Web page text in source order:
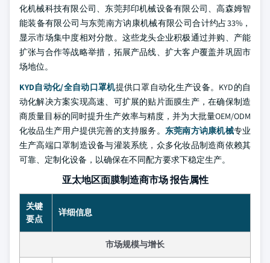
化机械科技有限公司、东莞邦印机械设备有限公司、高森姆智
能装备有限公司与东莞南方讷康机械有限公司合计约占33%，
显示市场集中度相对分散。这些龙头企业积极通过并购、产能
扩张与合作等战略举措，拓展产品线、扩大客户覆盖并巩固市
场地位。
KYD自动化/全自动口罩机提供口罩自动化生产设备。KYD的自
动化解决方案实现高速、可扩展的贴片面膜生产，在确保制造
商质量目标的同时提升生产效率与精度，并为大批量OEM/ODM
化妆品生产用户提供完善的支持服务。 东莞南方讷康机械专业
生产高端口罩制造设备与灌装系统，众多化妆品制造商依赖其
可靠、定制化设备，以确保在不同配方要求下稳定生产。
亚太地区面膜制造商市场 报告属性
关键
要点
详细信息
市场规模与增长